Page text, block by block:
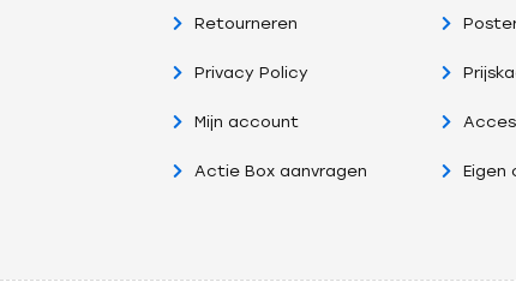
Retourneren
Privacy Policy
Mijn account
Actie Box aanvragen Eigen